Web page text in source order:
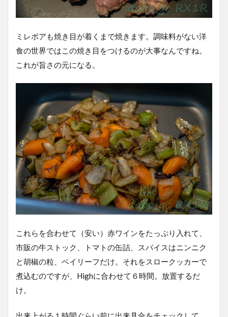
ミレポアも焼き目が着くまで焼きます。調味料がない洋
食の世界ではこの焼き目をつけるのが大事なんですね。
これが旨さの元になる。
これらを合わせて（安い）赤ワインをたっぷり入れて、
市販の牛ストック、トマトの缶詰、スパイスはニンニク
と胡椒の粒、ベイリーフだけ。それをスロークッカーで
煮込むのですが、Highに合わせて６時間。放置するだ
け。